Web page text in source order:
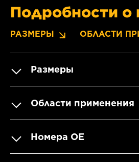
Подробности о
РАЗМЕРЫ ОБЛАСТИ
Размеры
Области применения
Номера OE